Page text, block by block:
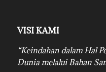
VISI KAMI
“Keindahan dalam Hal
Dunia melalui Bahan